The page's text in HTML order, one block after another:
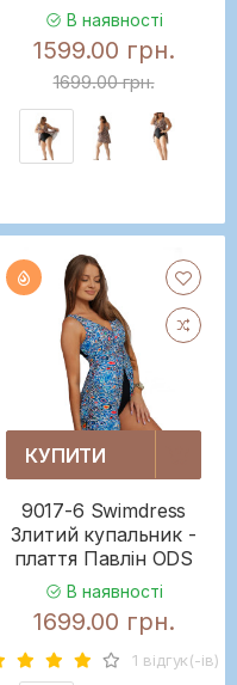
В наявності
1599.00 грн.
1699.00 грн.
КУПИТИ
9017-6 Swimdress
Злитий купальник -
плаття Павлін ODS
В наявності
1699.00 грн.
1 вiдгук(-iв)